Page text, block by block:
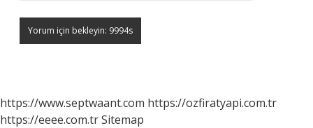
https://www.septwaant.com https://ozfiratyapi.com.tr
https://eeee.com.trSitemap